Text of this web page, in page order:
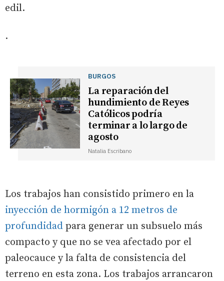
edil.
.
BURGOS
La reparación del
hundimiento de Reyes
Católicos podría
terminar a lo largo de
agosto
Natalia Escribano
Los trabajos han consistido primero en la
inyección de hormigón a 12 metros de
profundidad para generar un subsuelo más
compacto y que no se vea afectado por el
paleocauce y la falta de consistencia del
terreno en esta zona. Los trabajos arrancaron